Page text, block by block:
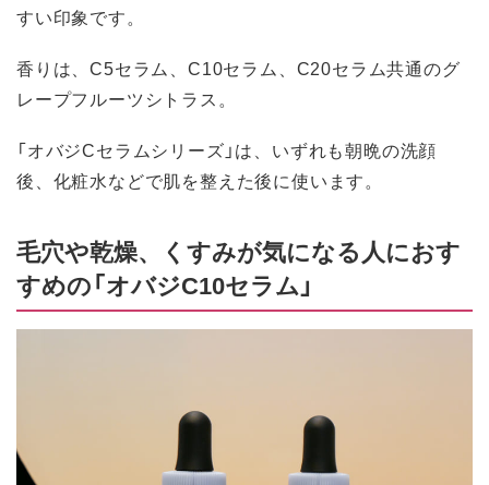
すい印象です。
香りは、C5セラム、C10セラム、C20セラム共通のグ
レープフルーツシトラス。
「オバジCセラムシリーズ」は、いずれも朝晩の洗顔
後、化粧水などで肌を整えた後に使います。
毛穴や乾燥、くすみが気になる人におす
すめの「オバジC10セラム」